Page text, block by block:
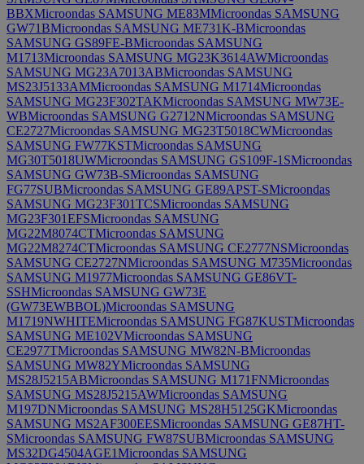
BBXMicroondas SAMSUNG ME83MMicroondas SAMSUNG
GW71BMicroondas SAMSUNG ME731K-BMicroondas
SAMSUNG GS89FE-BMicroondas SAMSUNG
M1713Microondas SAMSUNG MG23K3614AWMicroondas
SAMSUNG MG23A7013ABMicroondas SAMSUNG
MS23J5133AMMicroondas SAMSUNG M1714Microondas
SAMSUNG MG23F302TAKMicroondas SAMSUNG MW73E-
WBMicroondas SAMSUNG G2712NMicroondas SAMSUNG
CE2727Microondas SAMSUNG MG23T5018CWMicroondas
SAMSUNG FW77KSTMicroondas SAMSUNG
MG30T5018UWMicroondas SAMSUNG GS109F-1SMicroondas
SAMSUNG GW73B-SMicroondas SAMSUNG
FG77SUBMicroondas SAMSUNG GE89APST-SMicroondas
SAMSUNG MG23F301TCSMicroondas SAMSUNG
MG23F301EFSMicroondas SAMSUNG
MG22M8074CTMicroondas SAMSUNG
MG22M8274CTMicroondas SAMSUNG CE2777NSMicroondas
SAMSUNG CE2727NMicroondas SAMSUNG M735Microondas
SAMSUNG M1977Microondas SAMSUNG GE86VT-
SSHMicroondas SAMSUNG GW73E
(GW73EWBBOL)Microondas SAMSUNG
M1719NWHITEMicroondas SAMSUNG FG87KUSTMicroondas
SAMSUNG ME102VMicroondas SAMSUNG
CE2977TMicroondas SAMSUNG MW82N-BMicroondas
SAMSUNG MW82YMicroondas SAMSUNG
MS28J5215ABMicroondas SAMSUNG M171FNMicroondas
SAMSUNG MS28J5215AWMicroondas SAMSUNG
M197DNMicroondas SAMSUNG MS28H5125GKMicroondas
SAMSUNG MS2AF300EESMicroondas SAMSUNG GE87HT-
SMicroondas SAMSUNG FW87SUBMicroondas SAMSUNG
MS32DG4504AGE1Microondas SAMSUNG